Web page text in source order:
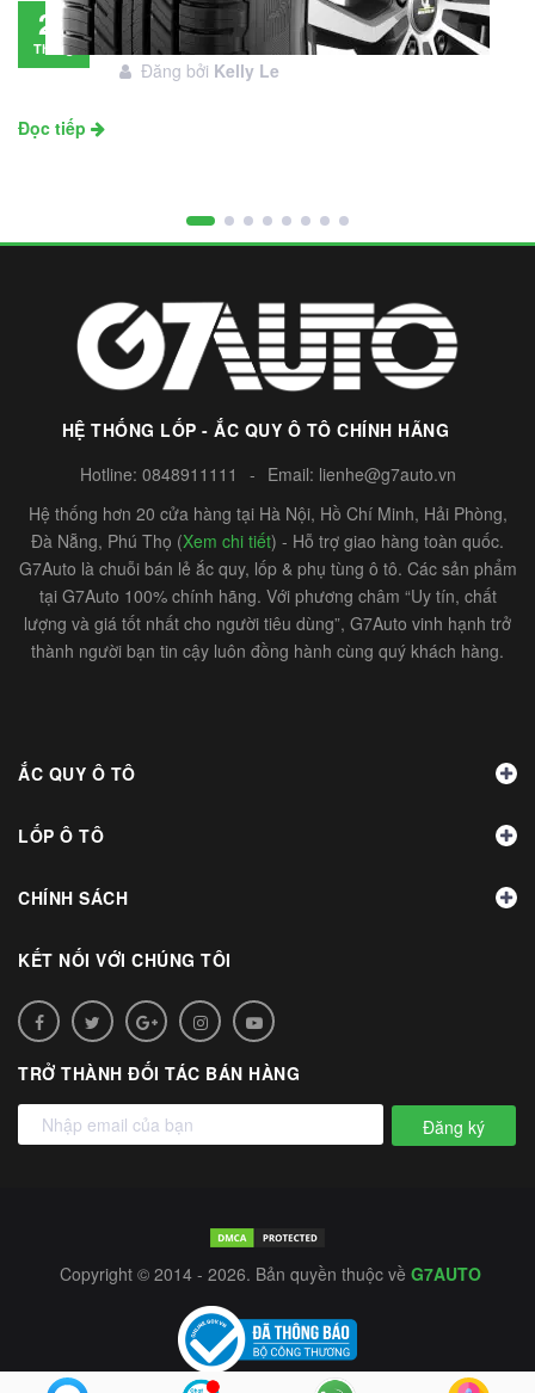
28
Tháng
Đánh giá lốp Michelin Primacy SUV: Đáng
đầu tư không?
Đăng bởi Kelly Le
Đọc tiếp
HỆ THỐNG LỐP - ẮC QUY Ô TÔ CHÍNH HÃNG
Hotline: 0848911111 - Email: lienhe@g7auto.vn
Hệ thống hơn 20 cửa hàng tại Hà Nội, Hồ Chí Minh, Hải Phòng,
Đà Nẵng, Phú Thọ (Xem chi tiết) - Hỗ trợ giao hàng toàn quốc.
G7Auto là chuỗi bán lẻ ắc quy, lốp & phụ tùng ô tô. Các sản phẩm
tại G7Auto 100% chính hãng. Với phương châm “Uy tín, chất
lượng và giá tốt nhất cho người tiêu dùng”, G7Auto vinh hạnh trở
thành người bạn tin cậy luôn đồng hành cùng quý khách hàng.
ẮC QUY Ô TÔ
LỐP Ô TÔ
CHÍNH SÁCH
KẾT NỐI VỚI CHÚNG TÔI
TRỞ THÀNH ĐỐI TÁC BÁN HÀNG
Đăng ký
Copyright © 2014 - 2026. Bản quyền thuộc về G7AUTO